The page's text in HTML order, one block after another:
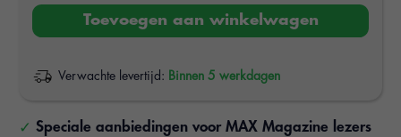
Toevoegen aan winkelwagen
Verwachte levertijd: Binnen 5 werkdagen
Speciale aanbiedingen voor MAX Magazine lezers